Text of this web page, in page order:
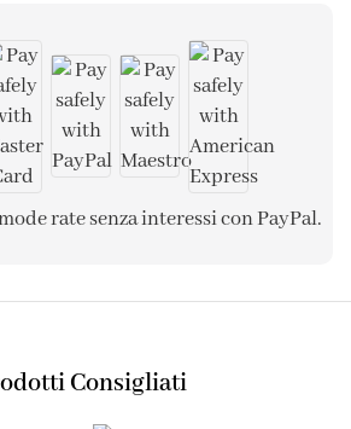
rate senza interessi con PayPal.
Consigliati